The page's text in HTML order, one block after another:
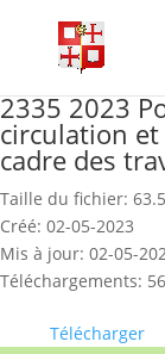
content
2335 2023
circulation
cadre des
Taille du fichier:
Créé: 02-05-2023
Mis à jour: 02-05-
Téléchargements: 56
Télécharger